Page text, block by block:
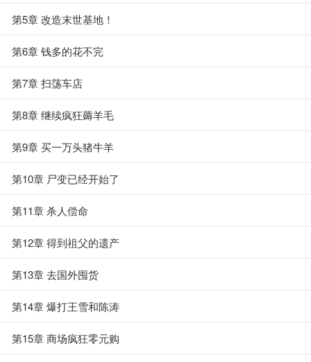
第5章 改造末世基地！
第6章 钱多的花不完
第7章 扫荡车店
第8章 继续疯狂薅羊毛
第9章 买一万头猪牛羊
第10章 尸变已经开始了
第11章 杀人偿命
第12章 得到祖父的遗产
第13章 去国外囤货
第14章 爆打王雪和陈涛
第15章 商场疯狂零元购